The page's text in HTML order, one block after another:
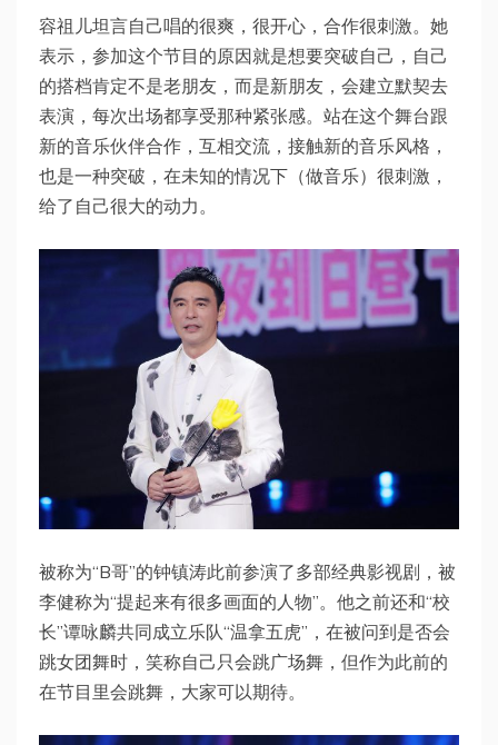
容祖儿坦言自己唱的很爽，很开心，合作很刺激。她
表示，参加这个节目的原因就是想要突破自己，自己
的搭档肯定不是老朋友，而是新朋友，会建立默契去
表演，每次出场都享受那种紧张感。站在这个舞台跟
新的音乐伙伴合作，互相交流，接触新的音乐风格，
也是一种突破，在未知的情况下（做音乐）很刺激，
给了自己很大的动力。
被称为“B哥”的钟镇涛此前参演了多部经典影视剧，被
李健称为“提起来有很多画面的人物”。他之前还和“校
长”谭咏麟共同成立乐队“温拿五虎”，在被问到是否会
跳女团舞时，笑称自己只会跳广场舞，但作为此前的
在节目里会跳舞，大家可以期待。